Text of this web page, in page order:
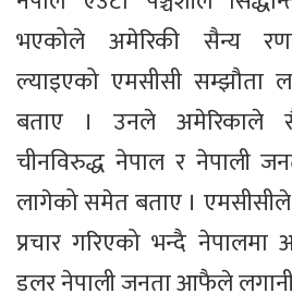
भएकोले अमेरिकी सैन्य
ल्याइएको एमसीसी सम्झौता
बताए । उनले अमेरिकाले
चीनविरुद्ध नेपाल र नेपाली
लागेको समेत बताए ।
प्रचार गरिएको भन्दै
डलर नेपाली जनता आफैले लगानी